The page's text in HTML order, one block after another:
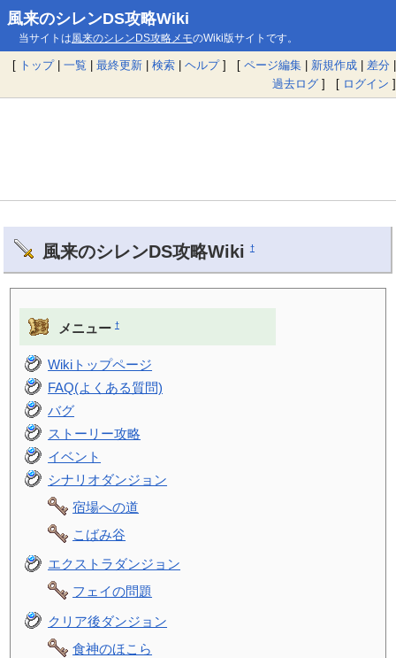
風来のシレンDS攻略Wiki
当サイトは風来のシレンDS攻略メモのWiki版サイトです。
[ トップ| 一覧 | 最終更新 | 検索 | ヘルプ] [ ページ編集 | 新規作成 | 差分 |
過去ログ ] [ ログイン ]
風来のシレンDS攻略Wiki †
メニュー †
Wikiトップページ
FAQ(よくある質問)
バグ
ストーリー攻略
イベント
シナリオダンジョン
宿場への道
こばみ谷
エクストラダンジョン
フェイの問題
クリア後ダンジョン
食神のほこら